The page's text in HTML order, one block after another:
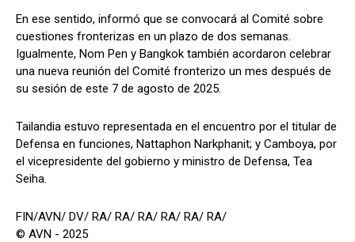
En ese sentido, informó que se convocará al Comité sobre
cuestiones fronterizas en un plazo de dos semanas.
Igualmente, Nom Pen y Bangkok también acordaron celebrar
una nueva reunión del Comité fronterizo un mes después de
su sesión de este 7 de agosto de 2025.
Tailandia estuvo representada en el encuentro por el titular de
Defensa en funciones, Nattaphon Narkphanit; y Camboya, por
el vicepresidente del gobierno y ministro de Defensa, Tea
Seiha.
FIN/AVN/ DV/ RA/ RA/ RA/ RA/ RA/ RA/
© AVN - 2025